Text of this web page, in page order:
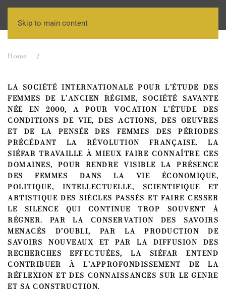
Skip to main content
Home
LA SOCIÉTÉ INTERNATIONALE POUR L’ÉTUDE DES
FEMMES DE L’ANCIEN RÉGIME, SOCIÉTÉ SAVANTE
NÉE EN 2000, A POUR VOCATION L’ÉTUDE DES
CONDITIONS DE VIE, DES ACTIONS, DES OEUVRES
ET DE LA PENSÉE DES FEMMES DES PÉRIODES
PRÉCÉDANT LA RÉVOLUTION FRANÇAISE. LA
SIÉFAR TRAVAILLE À MIEUX FAIRE CONNAÎTRE CES
DOMAINES, POUR RENDRE VISIBLE LA PRÉSENCE
DES FEMMES DANS LA VIE ÉCONOMIQUE,
POLITIQUE, INTELLECTUELLE, SCIENTIFIQUE ET
ARTISTIQUE DES SIÈCLES PASSÉS ET FAIRE CESSER
LE SILENCE QUI CONTINUE TROP SOUVENT À
RÉGNER. PAR LA CONSERVATION DES SAVOIRS
MENACÉS D’OUBLI, PAR LA PRODUCTION DE
SAVOIRS NOUVEAUX ET PAR LA DIFFUSION DES
RECHERCHES EFFECTUÉES, LA SIÉFAR ENTEND
CONTRIBUER À L’APPROFONDISSEMENT DE LA
RÉFLEXION ET DES CONNAISSANCES SUR LE GENRE
ET SA CONSTRUCTION.